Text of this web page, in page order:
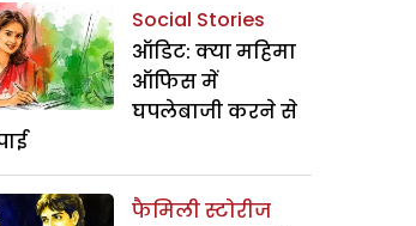
Social Stories
ऑडिट: क्या महिमा
ऑफिस में
घपलेबाजी करने से
फैमिली स्टोरीज